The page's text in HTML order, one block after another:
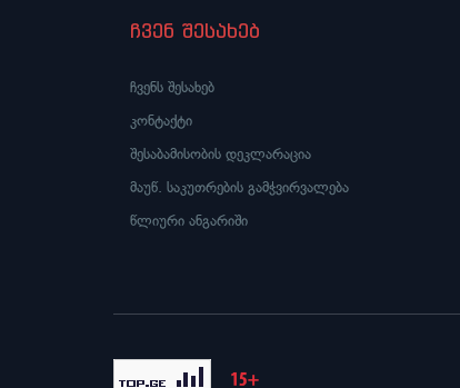
ჩვენ შესახებ
ჩვენს შესახებ
კონტაქტი
შესაბამისობის დეკლარაცია
მაუწ. საკუთრების გამჭვირვალება
წლიური ანგარიში